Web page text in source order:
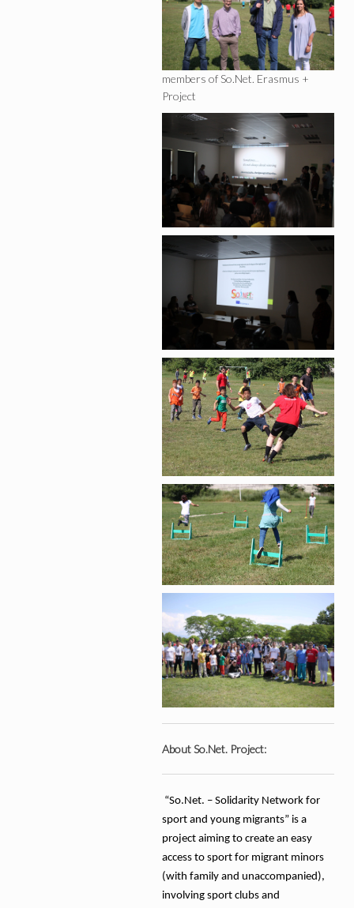
members of So.Net. Erasmus +
Project
About So.Net. Project:
“So.Net. – Solidarity Network for
sport and young migrants” is a
project aiming to create an easy
access to sport for migrant minors
(with family and unaccompanied),
involving sport clubs and